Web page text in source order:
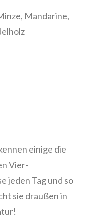
Mandarine,
einige die
Vier-
jeden Tag und so
sie draußen in